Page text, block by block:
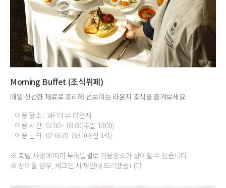
Morning Buffet (조식뷔페)
매일 신선한 재료로 조리해 선보이는 라운지 조식을 즐겨보세요.
· 이용 장소 : 14F 더 뷰 라운지
· 이용 시간 : 07:00 ~ 09:00(주말 10:00)
· 이용 문의 : 02-6670-7331(내선 331)
※ 호텔 사정에 따라 투숙일별로 이용장소가 상이할 수 있습니다.
※ 상이할 경우, 체크인 시 재안내 드리겠습니다.